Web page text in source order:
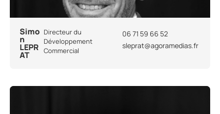
Simo
n
LEPR
AT
Directeur du
Développement
Commercial
06 71 59 66 52
sleprat@agoramedias.fr